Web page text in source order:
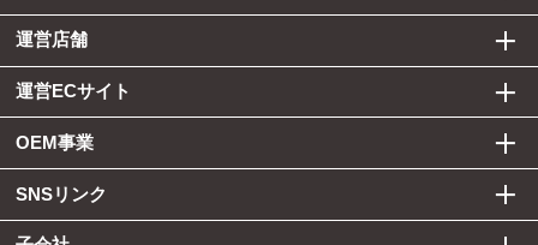
運営店舗
運営ECサイト
OEM事業
SNSリンク